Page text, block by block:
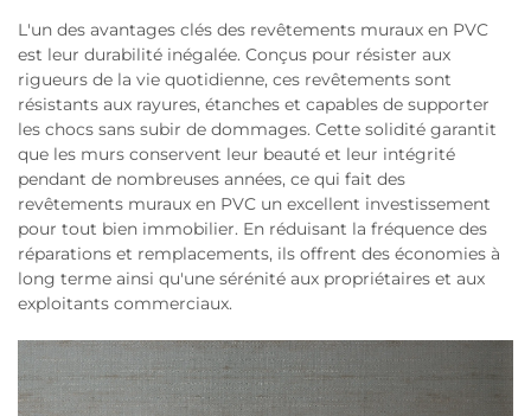
L'un des avantages clés des revêtements muraux en PVC
est leur durabilité inégalée. Conçus pour résister aux
rigueurs de la vie quotidienne, ces revêtements sont
résistants aux rayures, étanches et capables de supporter
les chocs sans subir de dommages. Cette solidité garantit
que les murs conservent leur beauté et leur intégrité
pendant de nombreuses années, ce qui fait des
revêtements muraux en PVC un excellent investissement
pour tout bien immobilier. En réduisant la fréquence des
réparations et remplacements, ils offrent des économies à
long terme ainsi qu'une sérénité aux propriétaires et aux
exploitants commerciaux.